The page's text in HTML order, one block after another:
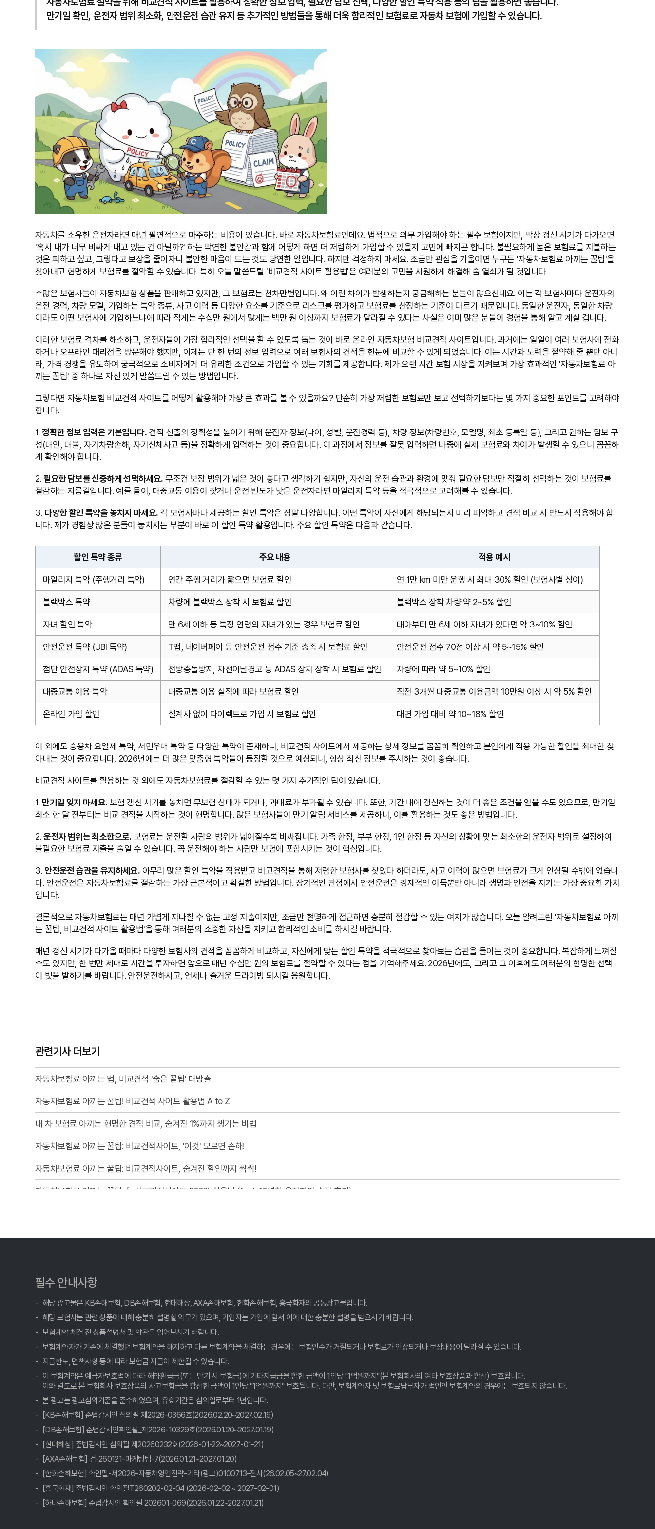
만기일 확인, 운전자 범위 최소화, 안전운전 습관 유지 등 추가적인 방법들을 통해 더욱 합리적인 보험료로 자동차 보험에 가입할 수 있습니다.
자동차를 소유한 운전자라면 매년 필연적으로 마주하는 비용이 있습니다. 바로 자동차보험료인데요. 법적으로 의무 가입해야 하는 필수 보험이지만, 막상 갱신 시기가 다가오면
'혹시 내가 너무 비싸게 내고 있는 건 아닐까?' 하는 막연한 불안감과 함께 어떻게 하면 더 저렴하게 가입할 수 있을지 고민에 빠지곤 합니다. 불필요하게 높은 보험료를 지불하는
것은 피하고 싶고, 그렇다고 보장을 줄이자니 불안한 마음이 드는 것도 당연한 일입니다. 하지만 걱정하지 마세요. 조금만 관심을 기울이면 누구든 '자동차보험료 아끼는 꿀팁'을
찾아내고 현명하게 보험료를 절약할 수 있습니다. 특히 오늘 말씀드릴 '비교견적 사이트 활용법'은 여러분의 고민을 시원하게 해결해 줄 열쇠가 될 것입니다.
수많은 보험사들이 자동차보험 상품을 판매하고 있지만, 그 보험료는 천차만별입니다. 왜 이런 차이가 발생하는지 궁금해하는 분들이 많으신데요. 이는 각 보험사마다 운전자의
운전 경력, 차량 모델, 가입하는 특약 종류, 사고 이력 등 다양한 요소를 기준으로 리스크를 평가하고 보험료를 산정하는 기준이 다르기 때문입니다. 동일한 운전자, 동일한 차량
이라도 어떤 보험사에 가입하느냐에 따라 적게는 수십만 원에서 많게는 백만 원 이상까지 보험료가 달라질 수 있다는 사실은 이미 많은 분들이 경험을 통해 알고 계실 겁니다.
이러한 보험료 격차를 해소하고, 운전자들이 가장 합리적인 선택을 할 수 있도록 돕는 것이 바로 온라인 자동차보험 비교견적 사이트입니다. 과거에는 일일이 여러 보험사에 전화
하거나 오프라인 대리점을 방문해야 했지만, 이제는 단 한 번의 정보 입력으로 여러 보험사의 견적을 한눈에 비교할 수 있게 되었습니다. 이는 시간과 노력을 절약해 줄 뿐만 아니
라, 가격 경쟁을 유도하여 궁극적으로 소비자에게 더 유리한 조건으로 가입할 수 있는 기회를 제공합니다. 제가 오랜 시간 보험 시장을 지켜보며 가장 효과적인 '자동차보험료 아
끼는 꿀팁' 중 하나로 자신 있게 말씀드릴 수 있는 방법입니다.
그렇다면 자동차보험 비교견적 사이트를 어떻게 활용해야 가장 큰 효과를 볼 수 있을까요? 단순히 가장 저렴한 보험료만 보고 선택하기보다는 몇 가지 중요한 포인트를 고려해야
합니다.
1.정확한 정보 입력은 기본입니다. 견적 산출의 정확성을 높이기 위해 운전자 정보(나이, 성별, 운전경력 등), 차량 정보(차량번호, 모델명, 최초 등록일 등), 그리고 원하는 담보 구
성(대인, 대물, 자기차량손해, 자기신체사고 등)을 정확하게 입력하는 것이 중요합니다. 이 과정에서 정보를 잘못 입력하면 나중에 실제 보험료와 차이가 발생할 수 있으니 꼼꼼하
게 확인해야 합니다.
2. 필요한 담보를 신중하게 선택하세요. 무조건 보장 범위가 넓은 것이 좋다고 생각하기 쉽지만, 자신의 운전 습관과 환경에 맞춰 필요한 담보만 적절히 선택하는 것이 보험료를
절감하는 지름길입니다. 예를 들어, 대중교통 이용이 잦거나 운전 빈도가 낮은 운전자라면 마일리지 특약 등을 적극적으로 고려해볼 수 있습니다.
3. 다양한 할인 특약을 놓치지 마세요. 각 보험사마다 제공하는 할인 특약은 정말 다양합니다. 어떤 특약이 자신에게 해당되는지 미리 파악하고 견적 비교 시 반드시 적용해야 합
니다. 제가 경험상 많은 분들이 놓치시는 부분이 바로 이 할인 특약 활용입니다. 주요 할인 특약은 다음과 같습니다.
할인 특약 종류 주요 내용 적용 예시
마일리지 특약 (주행거리 특약) 연간 주행 거리가 짧으면 보험료 할인 연 1만 km 미만 운행 시 최대 30% 할인 (보험사별 상이)
블랙박스 특약 차량에 블랙박스 장착 시 보험료 할인 블랙박스 장착 차량 약 2~5% 할인
자녀 할인 특약 만 6세 이하 등 특정 연령의 자녀가 있는 경우 보험료 할인 태아부터 만 6세 이하 자녀가 있다면 약 3~10% 할인
안전운전 특약 (UBI 특약) T맵, 네이버페이 등 안전운전 점수 기준 충족 시 보험료 할인 안전운전 점수 70점 이상 시 약 5~15% 할인
첨단 안전장치 특약 (ADAS 특약) 전방충돌방지, 차선이탈경고 등 ADAS 장치 장착 시 보험료 할인 차량에 따라 약 5~10% 할인
대중교통 이용 특약 대중교통 이용 실적에 따라 보험료 할인 직전 3개월 대중교통 이용금액 10만원 이상 시 약 5% 할인
온라인 가입 할인 설계사 없이 다이렉트로 가입 시 보험료 할인 대면 가입 대비 약 10~18% 할인
이 외에도 승용차 요일제 특약, 서민우대 특약 등 다양한 특약이 존재하니, 비교견적 사이트에서 제공하는 상세 정보를 꼼꼼히 확인하고 본인에게 적용 가능한 할인을 최대한 찾
아내는 것이 중요합니다. 2026년에는 더 많은 맞춤형 특약들이 등장할 것으로 예상되니, 항상 최신 정보를 주시하는 것이 좋습니다.
비교견적 사이트를 활용하는 것 외에도 자동차보험료를 절감할 수 있는 몇 가지 추가적인 팁이 있습니다.
1. 만기일 잊지 마세요. 보험 갱신 시기를 놓치면 무보험 상태가 되거나, 과태료가 부과될 수 있습니다. 또한, 기간 내에 갱신하는 것이 더 좋은 조건을 얻을 수도 있으므로, 만기일
최소 한 달 전부터는 비교 견적을 시작하는 것이 현명합니다. 많은 보험사들이 만기 알림 서비스를 제공하니, 이를 활용하는 것도 좋은 방법입니다.
2.운전자 범위는 최소한으로. 보험료는 운전할 사람의 범위가 넓어질수록 비싸집니다. 가족 한정, 부부 한정, 1인 한정 등 자신의 상황에 맞는 최소한의 운전자 범위로 설정하여
불필요한 보험료 지출을 줄일 수 있습니다. 꼭 운전해야 하는 사람만 보험에 포함시키는 것이 핵심입니다.
3.안전운전 습관을 유지하세요. 아무리 많은 할인 특약을 적용받고 비교견적을 통해 저렴한 보험사를 찾았다 하더라도, 사고 이력이 많으면 보험료가 크게 인상될 수밖에 없습니
다. 안전운전은 자동차보험료를 절감하는 가장 근본적이고 확실한 방법입니다. 장기적인 관점에서 안전운전은 경제적인 이득뿐만 아니라 생명과 안전을 지키는 가장 중요한 가치
입니다.
결론적으로 자동차보험료는 매년 가볍게 지나칠 수 없는 고정 지출이지만, 조금만 현명하게 접근하면 충분히 절감할 수 있는 여지가 많습니다. 오늘 알려드린 '자동차보험료 아끼
는 꿀팁, 비교견적 사이트 활용법'을 통해 여러분의 소중한 자산을 지키고 합리적인 소비를 하시길 바랍니다.
매년 갱신 시기가 다가올 때마다 다양한 보험사의 견적을 꼼꼼하게 비교하고, 자신에게 맞는 할인 특약을 적극적으로 찾아보는 습관을 들이는 것이 중요합니다. 복잡하게 느껴질
수도 있지만, 한 번만 제대로 시간을 투자하면 앞으로 매년 수십만 원의 보험료를 절약할 수 있다는 점을 기억해주세요. 2026년에도, 그리고 그 이후에도 여러분의 현명한 선택
이 빛을 발하기를 바랍니다. 안전운전하시고, 언제나 즐거운 드라이빙 되시길 응원합니다.
관련기사 더보기
자동차보험료 아끼는 법, 비교견적 '숨은 꿀팁' 대방출!
자동차보험료 아끼는 꿀팁! 비교견적 사이트 활용법 A to Z
내 차 보험료 아끼는 현명한 견적 비교, 숨겨진 1%까지 챙기는 비법
자동차보험료 아끼는 꿀팁: 비교견적사이트, '이것' 모르면 손해!
자동차보험료 아끼는 꿀팁: 비교견적사이트, 숨겨진 할인까지 싹싹!
자동차보험료 아끼는 꿀팁🍯: 비교견적사이트 200% 활용법 (feat. 10년차 운전자의 솔직 후기)
내 차 보험료, 비교 견적 '신의 한 수'로 잡고 숨은 혜택까지 챙기세요!
내 차 보험료, 1초 만에 나만의 맞춤 견적 확인! 똑똑하게 비교하고 득템하는 비법
자동차보험료 아끼는 꿀팁, 비교견적사이트 숨겨진 활용법 공개!
자동차보험료 비교견적? 발품 팔지 말고, 클릭 몇 번으로 끝내는 꿀팁!
나만 몰랐던 자동차보험료, 비교견적사이트 활용해 진짜 '내' 보험료 찾기!
자동차보험료 아끼는 꿀팁🍯: 비교견적 사이트, 숨겨진 보물찾기💎
자동차보험료 아끼는 꿀팁! 비교견적 사이트 활용법, 10년 차 베테랑의 숨겨둔 노하우 공개
자동차보험료 비교견적, 10년 노하우로 숨은 꿀팁 대방출! 나만 몰랐던 진짜 보험료 확인법
자동차보험료 아끼는 꿀팁! 비교견적사이트, 나만 몰랐네?
혹시 '자동차보험료 아끼는 꿀팁, 비교견적 사이트 활용법' 어떠세요?
자동차보험료 아끼는 꿀팁: 비교견적사이트 200% 활용법
필수 안내사항
해당 광고물은 KB손해보험, DB손해보험, 현대해상, AXA손해보험, 한화손해보험, 흥국화재의 공동광고물입니다.
해당 보험사는 관련 상품에 대해 충분히 설명할 의무가 있으며, 가입자는 가입에 앞서 이에 대한 충분한 설명을 받으시기 바랍니다.
보험계약 체결 전 상품설명서 및 약관을 읽어보시기 바랍니다.
보험계약자가 기존에 체결했던 보험계약을 해지하고 다른 보험계약을 체결하는 경우에는 보험인수가 거절되거나 보험료가 인상되거나 보장내용이 달라질 수 있습니다.
지급한도, 면책사항 등에 따라 보험금 지급이 제한될 수 있습니다.
이 보험계약은 예금자보호법에 따라 해약환급금(또는 만기 시 보험금)에 기타지급금을 합한 금액이 1인당 "1억원까지"(본 보험회사의 여타 보호상품과 합산) 보호됩니다.
이와 별도로 본 보험회사 보호상품의 사고보험금을 합산한 금액이 1인당 "1억원까지" 보호됩니다. 다만, 보험계약자 및 보험료납부자가 법인인 보험계약의 경우에는 보호되지 않습니다.
본 광고는 광고심의기준을 준수하였으며, 유효기간은 심의일로부터 1년입니다.
[KB손해보험] 준법감시인 심의필 제2026-0366호(2026.02.20~2027.02.19)
[DB손해보험] 준법감시인확인필_제2026-10329호(2026.01.20~2027.01.19)
[현대해상] 준법감시인 심의필 제20260232호(2026-01-22~2027-01-21)
[AXA손해보험] 검-260121-마케팅팀-7(2026.01.21~2027.01.20)
[한화손해보험] 확인필-제2026-자동차영업전략-기타(광고)0100713-전사(26.02.05~27.02.04)
[흥국화재] 준법감시인 확인필T260202-02-04 (2026-02-02 ~ 2027-02-01)
[하나손해보험] 준법감시인 확인필 202601-069(2026.01.22~2027.01.21)